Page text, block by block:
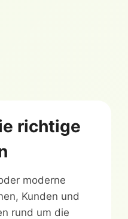
richtige
moderne
Kunden und
rund um die